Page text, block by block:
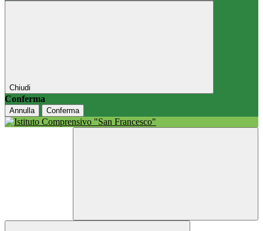
Chiudi
Conferma
Annulla Conferma